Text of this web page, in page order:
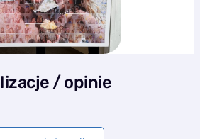
/ opinie